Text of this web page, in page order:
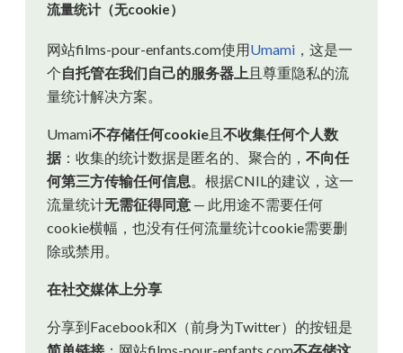
流量统计（无cookie）
网站films-pour-enfants.com使用Umami ，这是一
个自托管在我们自己的服务器上 且尊重隐私的流
量统计解决方案。
Umami不存储任何cookie且 不收集任何个人数
据：收集的统计数据是匿名的、聚合的， 不向任
何第三方传输任何信息。根据CNIL的建议，这一
流量统计无需征得同意 — 此用途不需要任何
cookie横幅，也没有任何流量统计cookie需要删
除或禁用。
在社交媒体上分享
分享到Facebook和X（前身为Twitter）的按钮是